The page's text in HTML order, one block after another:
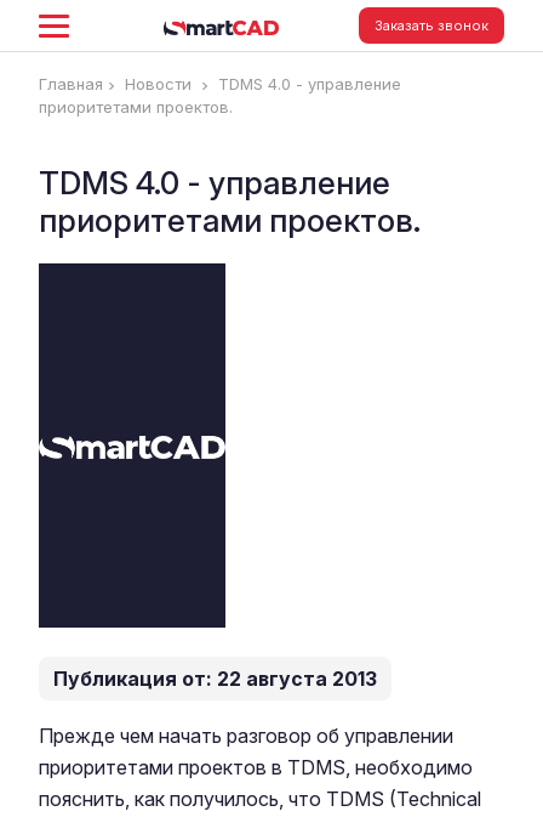
Заказать звонок
Главная Новости
TDMS 4.0 - управление
приоритетами проектов.
TDMS 4.0 - управление
приоритетами проектов.
Публикация от: 22 августа 2013
Прежде чем начать разговор об управлении
приоритетами проектов в TDMS, необходимо
пояснить, как получилось, что TDMS (Technical